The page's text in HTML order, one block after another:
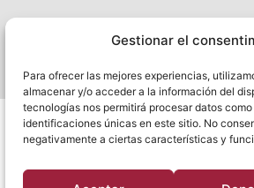
Gestionar el
Para ofrecer las mejores experiencias,
almacenar y/o acceder a la información del
tecnologías nos permitirá procesar datos
identificaciones únicas en este sitio. No
negativamente a ciertas características y
Diseñado por